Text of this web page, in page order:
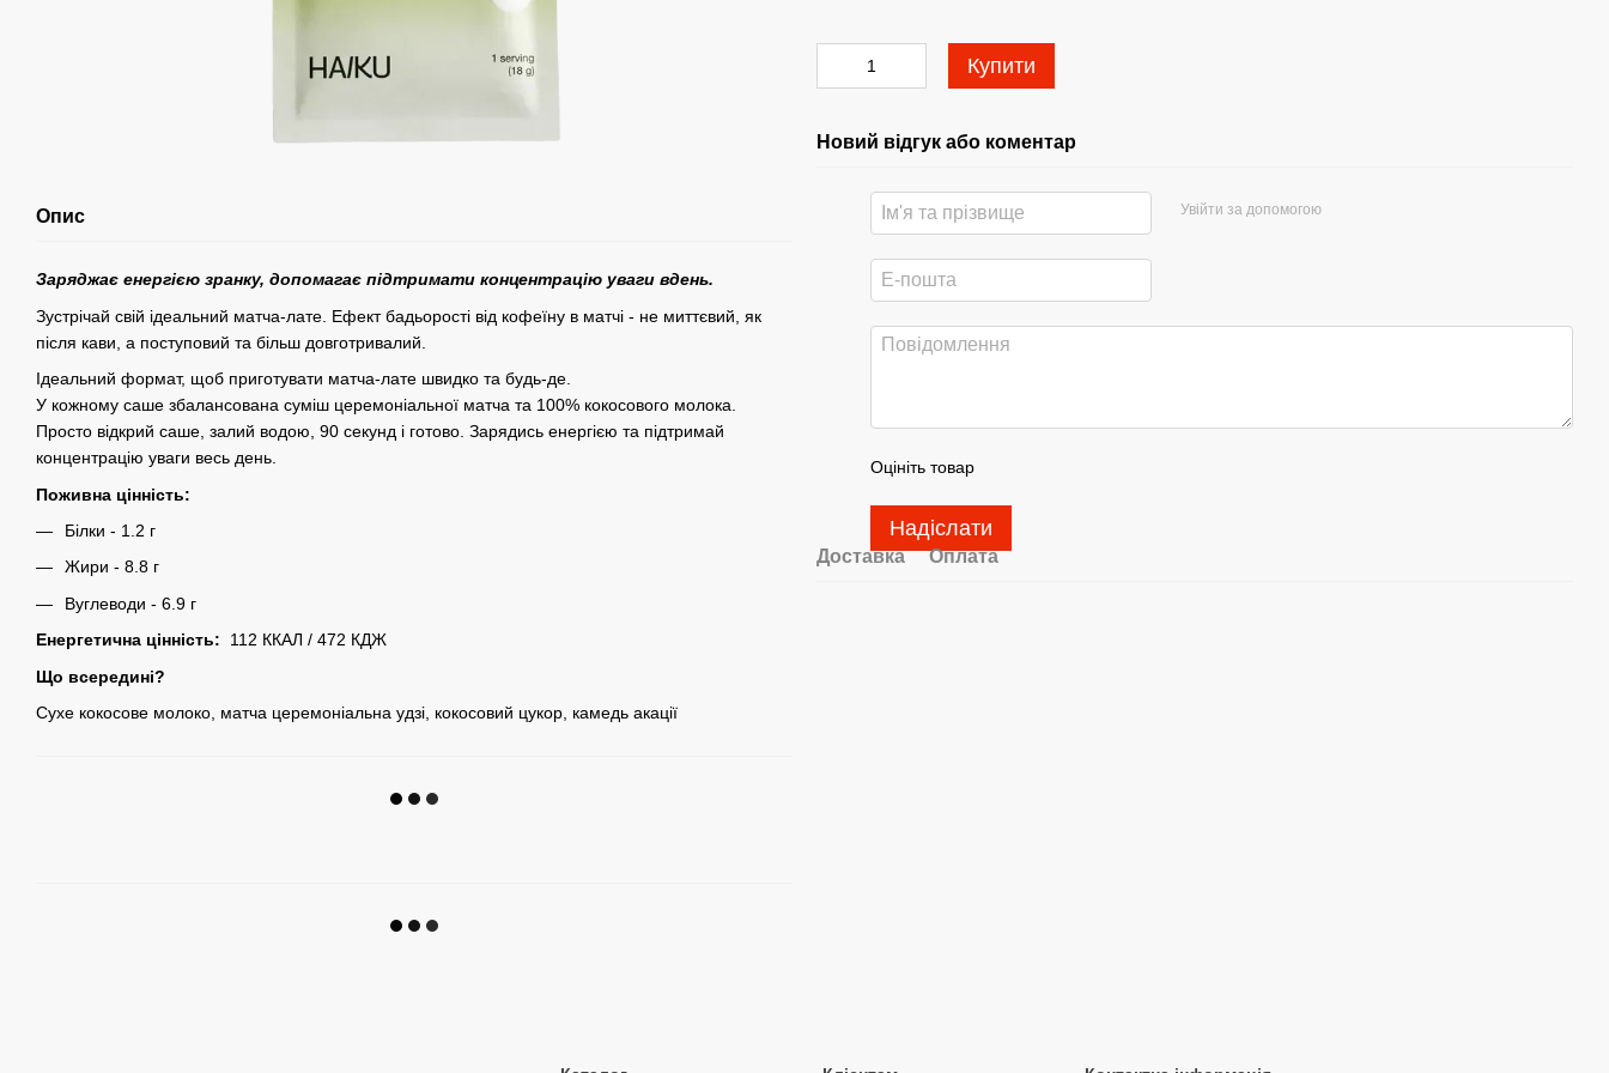
Опис
Заряджає енергією зранку, допомагає підтримати концентрацію уваги вдень.
Зустрічай свій ідеальний матча-лате. Ефект бадьорості від кофеїну в матчі - не миттєвий, як
після кави, а поступовий та більш довготривалий.
Ідеальний формат, щоб приготувати матча-лате швидко та будь-де.
У кожному саше збалансована суміш церемоніальної матча та 100% кокосового молока.
Просто відкрий саше, залий водою, 90 секунд і готово. Зарядись енергією та підтримай
концентрацію уваги весь день.
Поживна цінність:
Білки - 1.2 г
Жири - 8.8 г
Вуглеводи - 6.9 г
Енергетична цінність: 112 ККАЛ / 472 КДЖ
Що всередині?
Сухе кокосове молоко, матча церемоніальна удзі, кокосовий цукор, камедь акації
Купити
Новий відгук або коментар
Увійти за допомогою
Оцініть товар
Надіслати
Доставка Оплата